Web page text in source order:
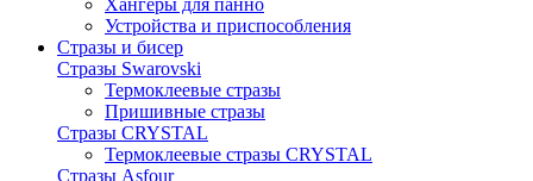
Хангеры для панно
Устройства и приспособления
Стразы и бисер
Стразы Swarovski
Термоклеевые стразы
Пришивные стразы
Стразы CRYSTAL
Термоклеевые стразы CRYSTAL
Стразы Asfour